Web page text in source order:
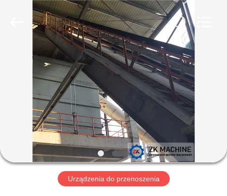
DOM
PRODUKTY
FILMY
POKAZ
VR
Urządzenia do przenoszenia